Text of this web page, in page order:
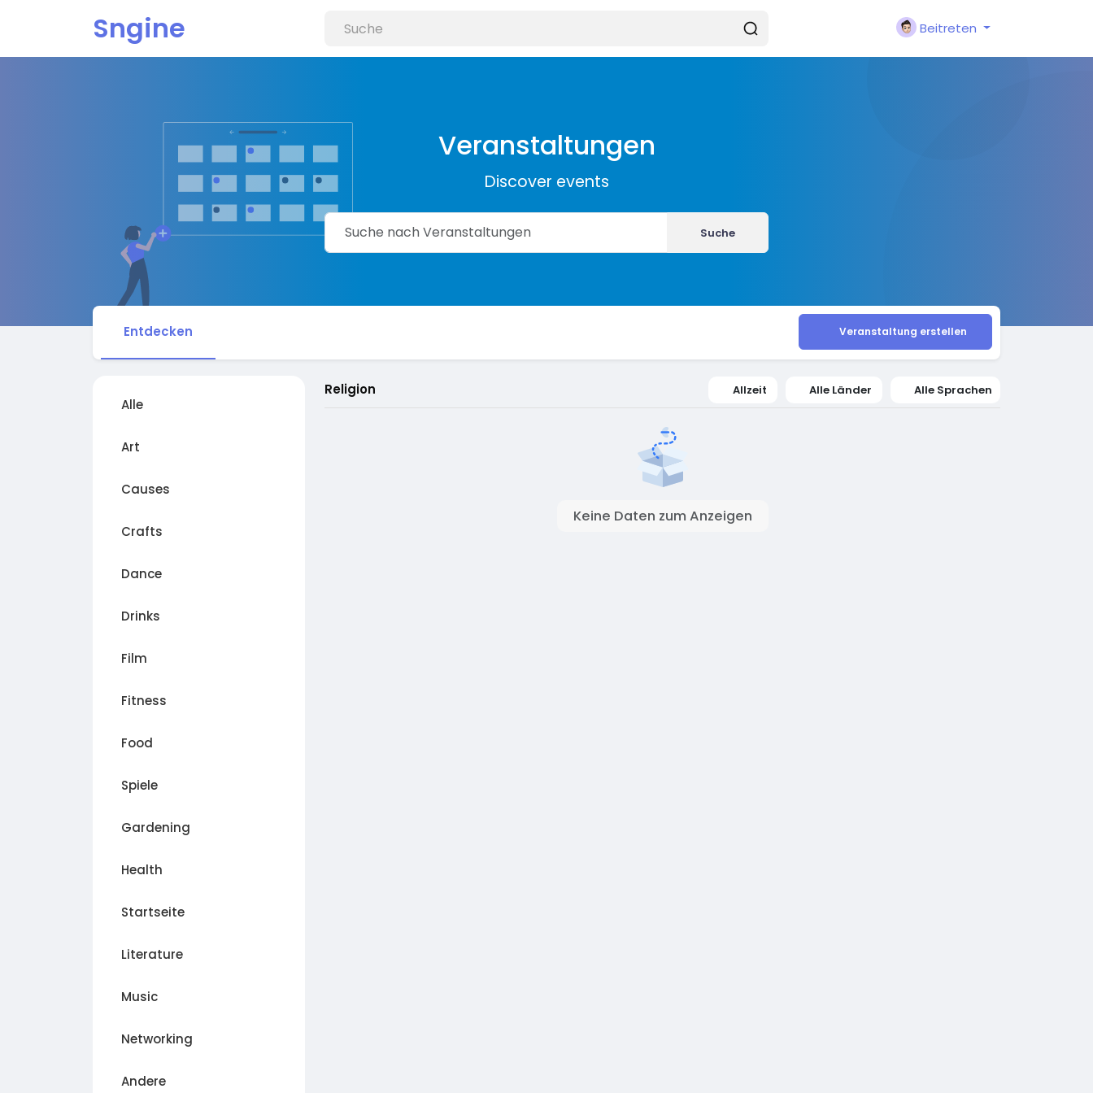
Sngine Beitreten
Veranstaltungen
Discover events
Suche
Entdecken Veranstaltung erstellen
Alle
Art
Causes
Crafts
Dance
Drinks
Film
Fitness
Food
Spiele
Gardening
Health
Startseite
Literature
Music
Networking
Andere
Religion Allzeit Alle Länder Alle Sprachen
Keine Daten zum Anzeigen